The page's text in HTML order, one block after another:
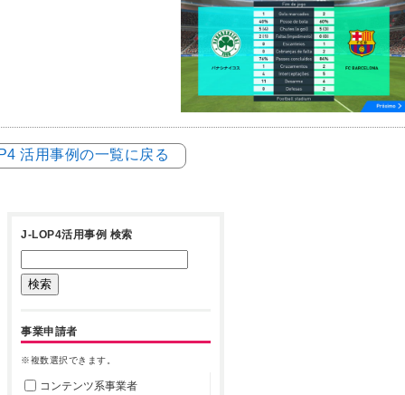
活用事例の一覧に戻る
J-LOP4活用事例 検索
事業申請者
※複数選択できます。
コンテンツ系事業者